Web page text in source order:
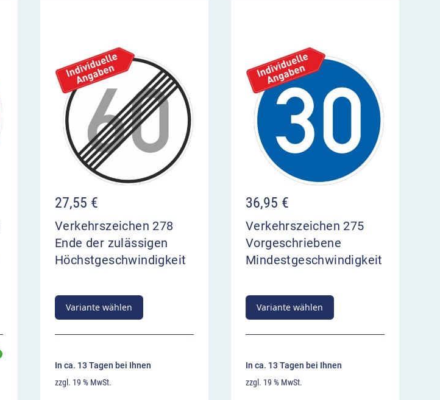
27,55 €
Verkehrszeichen 278
Ende der zulässigen
Höchstgeschwindigkeit
Variante wählen
In ca. 13 Tagen bei Ihnen
zzgl. 19 % MwSt.
36,95 €
Verkehrszeichen 275
Vorgeschriebene
Mindestgeschwindigkeit
Variante wählen
In ca. 13 Tagen bei Ihnen
zzgl. 19 % MwSt.